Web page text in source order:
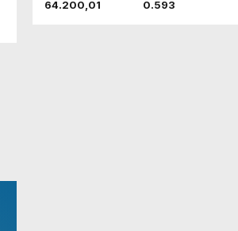
64.200,01 0.593